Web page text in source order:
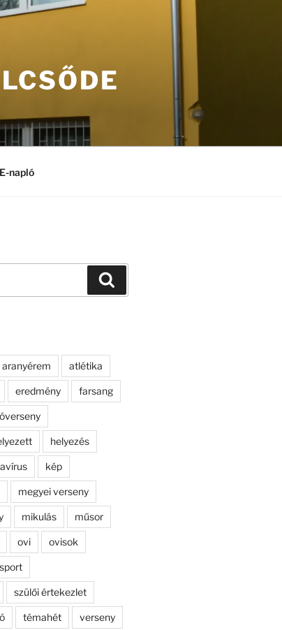
E-napló
aranyérem atlétika
eredmény farsang
helyezés
kép
megyei verseny
mikulás műsor
ovi ovisok
sport
szülői értekezlet
témahét verseny